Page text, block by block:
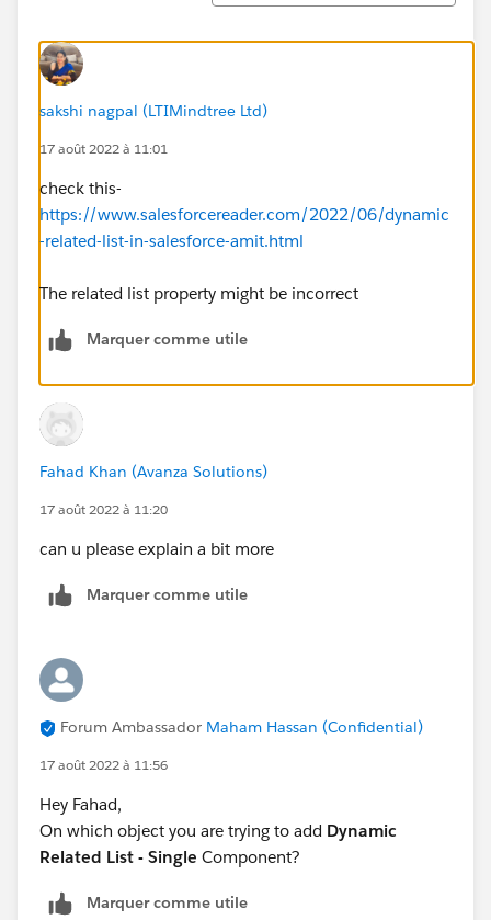
sakshi nagpal (LTIMindtree Ltd)
17 août 2022 à 11:01
check this-
https://www.salesforcereader.com/2022/06/dynamic
-related-list-in-salesforce-amit.html
The related list property might be incorrect
Marquer comme utile
Fahad Khan (Avanza Solutions)
17 août 2022 à 11:20
can u please explain a bit more
Marquer comme utile
Forum Ambassador Maham Hassan (Confidential)
17 août 2022 à 11:56
Hey Fahad,
On which object you are trying to add Dynamic
Related List - Single Component?
Marquer comme utile